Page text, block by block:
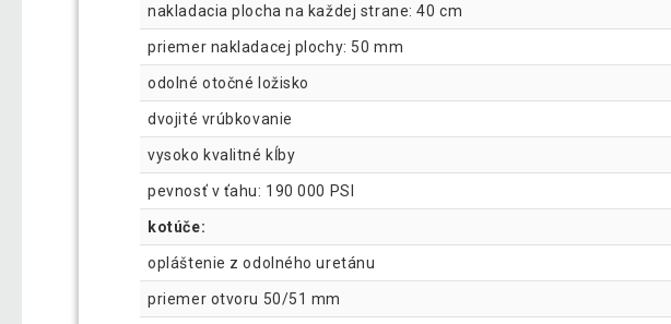
nakladacia plocha na každej strane: 40 cm
priemer nakladacej plochy: 50 mm
odolné otočné ložisko
dvojité vrúbkovanie
vysoko kvalitné kĺby
pevnosť v ťahu: 190 000 PSI
kotúče:
opláštenie z odolného uretánu
priemer otvoru 50/51 mm